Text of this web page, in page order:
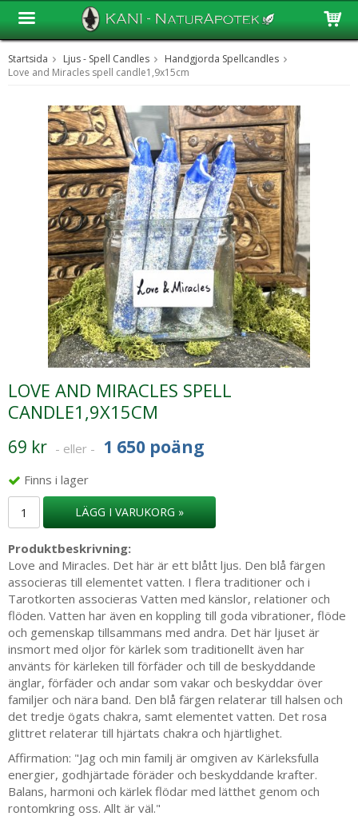
Produkten har blivit tillagd i varukorgen
Startsida Ljus - Spell Candles
Handgjorda Spellcandles
Love and Miracles spell candle1,9x15cm
LOVE AND MIRACLES SPELL
CANDLE1,9X15CM
69 kr - eller - 1 650 poäng
Finns i lager
LÄGG I VARUKORG »
Produktbeskrivning:
Love and Miracles. Det här är ett blått ljus. Den blå färgen
associeras till elementet vatten. I flera traditioner och i
Tarotkorten associeras Vatten med känslor, relationer och
flöden. Vatten har även en koppling till goda vibrationer, flöde
och gemenskap tillsammans med andra. Det här ljuset är
insmort med oljor för kärlek som traditionellt även har
använts för kärleken till förfäder och till de beskyddande
änglar, förfäder och andar som vakar och beskyddar över
familjer och nära band. Den blå färgen relaterar till halsen och
det tredje ögats chakra, samt elementet vatten. Det rosa
glittret relaterar till hjärtats chakra och hjärtlighet.
Affirmation: "Jag och min familj är omgiven av Kärleksfulla
energier, godhjärtade föräder och beskyddande krafter.
Balans, harmoni och kärlek flödar med lätthet genom och
rontomkring oss. Allt är väl."